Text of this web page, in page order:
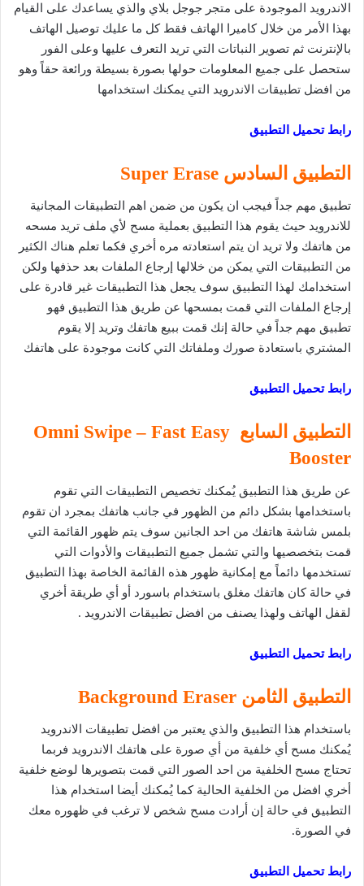
الاندرويد الموجودة على متجر جوجل بلاي والذي يساعدك على القيام
بهذا الأمر من خلال كاميرا الهاتف فقط كل ما عليك توصيل الهاتف
بالإنترنت ثم تصوير النباتات التي تريد التعرف عليها وعلى الفور
ستحصل على جميع المعلومات حولها بصورة بسيطة ورائعة حقاً وهو
من افضل تطبيقات الاندرويد التي يمكنك استخدامها
رابط تحميل التطبيق
التطبيق السادس Super Erase
تطبيق مهم جداً فيجب ان يكون من ضمن اهم التطبيقات المجانية
للاندرويد حيث يقوم هذا التطبيق بعملية مسح لأي ملف تريد مسحه
من هاتفك ولا تريد ان يتم استعادته مره أخري فكما تعلم هناك الكثير
من التطبيقات التي يمكن من خلالها إرجاع الملفات بعد حذفها ولكن
استخدامك لهذا التطبيق سوف يجعل هذا التطبيقات غير قادرة على
إرجاع الملفات التي قمت بمسحها عن طريق هذا التطبيق فهو
تطبيق مهم جداً في حالة إنك قمت ببيع هاتفك وتريد إلا يقوم
المشتري باستعادة صورك وملفاتك التي كانت موجودة على هاتفك
رابط تحميل التطبيق
التطبيق السابع Omni Swipe – Fast Easy
Booster
عن طريق هذا التطبيق يُمكنك تخصيص التطبيقات التي تقوم
باستخدامها بشكل دائم من الظهور في جانب هاتفك بمجرد ان تقوم
بلمس شاشة هاتفك من احد الجانين سوف يتم ظهور القائمة التي
قمت بتخصصيها والتي تشمل جميع التطبيقات والأدوات التي
تستخدمها دائماً مع إمكانية ظهور هذه القائمة الخاصة بهذا التطبيق
في حالة كان هاتفك مغلق باستخدام باسورد أو أي طريقة أخري
لقفل الهاتف ولهذا يصنف من افضل تطبيقات الاندرويد .
رابط تحميل التطبيق
التطبيق الثامن Background Eraser
باستخدام هذا التطبيق والذي يعتبر من افضل تطبيقات الاندرويد
يُمكنك مسح أي خلفية من أي صورة على هاتفك الاندرويد فربما
تحتاج مسح الخلفية من احد الصور التي قمت بتصويرها لوضع خلفية
أخري افضل من الخلفية الحالية كما يُمكنك أيضا استخدام هذا
التطبيق في حالة إن أرادت مسح شخص لا ترغب في ظهوره معك
في الصورة.
رابط تحميل التطبيق